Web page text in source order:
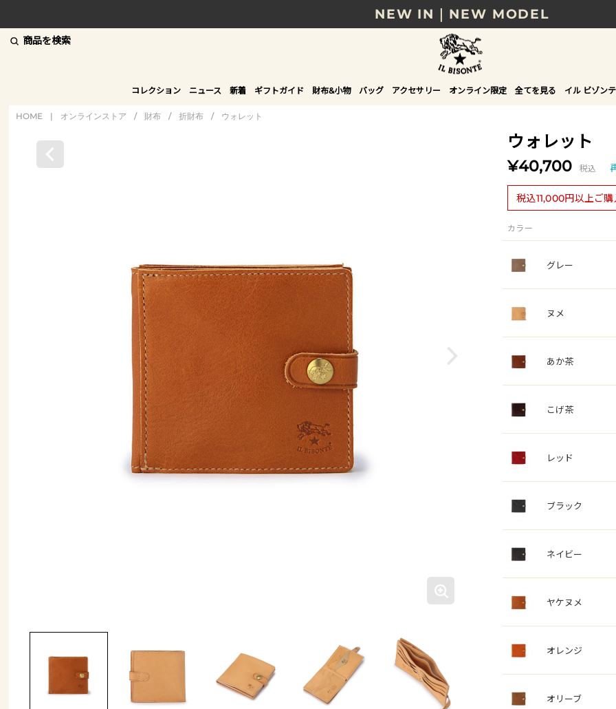
NEW IN｜NEW MODEL
8/17(月)10時まで｜税込11,000円以上で送料無
贈る相手やシーンから選べる、新しいギフトガ
NEW IN｜COLOR LEATHER
商品を検索
コレクション ニュース 新着 ギフトガイド 財布&小物 バッグ アクセサリー オンライン限定 全てを見る イル ビゾン
HOME | オンラインストア / 財布 / 折財布 / ウォレット
ウォレット
¥40,700 税込
税込11,000円以上ご
カラー
グレー
ヌメ
あか茶
こげ茶
レッド
ブラック
ネイビー
ヤケヌメ
オレンジ
オリーブ